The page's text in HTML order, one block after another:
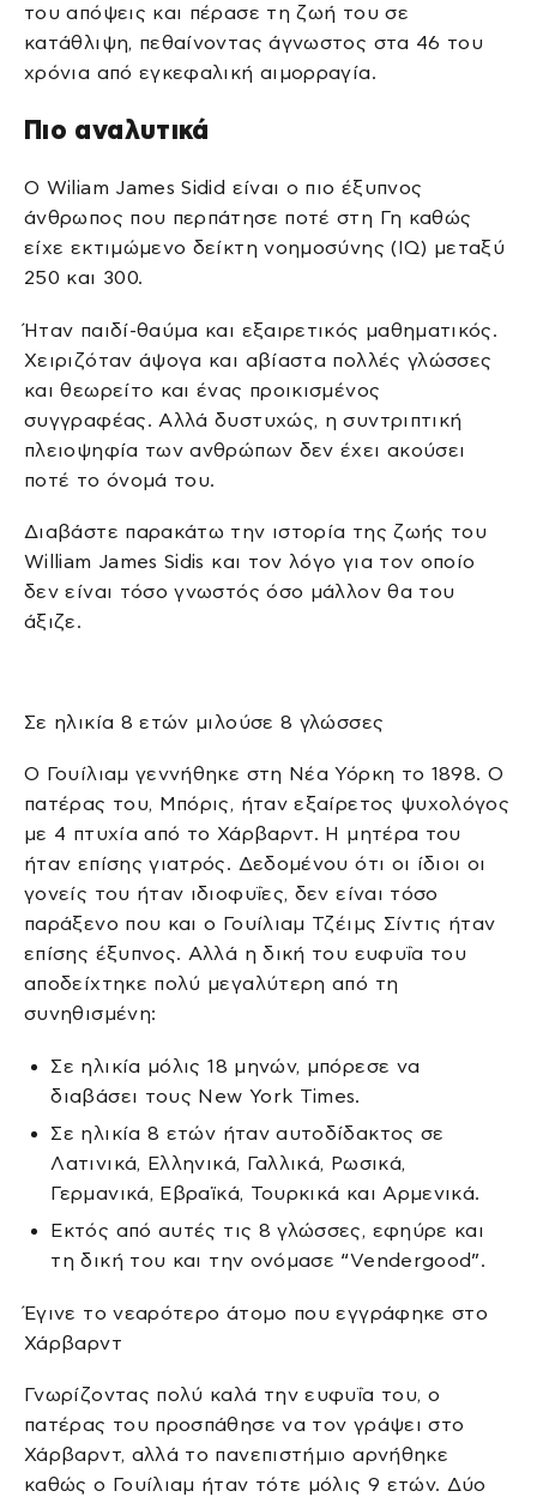
του απόψεις και πέρασε τη ζωή του σε
κατάθλιψη, πεθαίνοντας άγνωστος στα 46 του
χρόνια από εγκεφαλική αιμορραγία.
Πιο αναλυτικά
Ο Wiliam James Sidid είναι ο πιο έξυπνος
άνθρωπος που περπάτησε ποτέ στη Γη καθώς
είχε εκτιμώμενο δείκτη νοημοσύνης (IQ) μεταξύ
250 και 300.
Ήταν παιδί-θαύμα και εξαιρετικός μαθηματικός.
Χειριζόταν άψογα και αβίαστα πολλές γλώσσες
και θεωρείτο και ένας προικισμένος
συγγραφέας. Αλλά δυστυχώς, η συντριπτική
πλειοψηφία των ανθρώπων δεν έχει ακούσει
ποτέ το όνομά του.
Διαβάστε παρακάτω την ιστορία της ζωής του
William James Sidis και τον λόγο για τον οποίο
δεν είναι τόσο γνωστός όσο μάλλον θα του
άξιζε.
Σε ηλικία 8 ετών μιλούσε 8 γλώσσες
Ο Γουίλιαμ γεννήθηκε στη Νέα Υόρκη το 1898. Ο
πατέρας του, Μπόρις, ήταν εξαίρετος ψυχολόγος
με 4 πτυχία από το Χάρβαρντ. Η μητέρα του
ήταν επίσης γιατρός. Δεδομένου ότι οι ίδιοι οι
γονείς του ήταν ιδιοφυΐες, δεν είναι τόσο
παράξενο που και ο Γουίλιαμ Τζέιμς Σίντις ήταν
επίσης έξυπνος. Αλλά η δική του ευφυΐα του
αποδείχτηκε πολύ μεγαλύτερη από τη
συνηθισμένη:
Σε ηλικία μόλις 18 μηνών, μπόρεσε να
διαβάσει τους New York Times.
Σε ηλικία 8 ετών ήταν αυτοδίδακτος σε
Λατινικά, Ελληνικά, Γαλλικά, Ρωσικά,
Γερμανικά, Εβραϊκά, Τουρκικά και Αρμενικά.
Εκτός από αυτές τις 8 γλώσσες, εφηύρε και
τη δική του και την ονόμασε “Vendergood”.
Έγινε το νεαρότερο άτομο που εγγράφηκε στο
Χάρβαρντ
Γνωρίζοντας πολύ καλά την ευφυΐα του, ο
πατέρας του προσπάθησε να τον γράψει στο
Χάρβαρντ, αλλά το πανεπιστήμιο αρνήθηκε
καθώς ο Γουίλιαμ ήταν τότε μόλις 9 ετών. Δύο